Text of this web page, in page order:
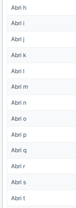
Abri h
Abri i
Abri j
Abri k
Abri l
Abri m
Abri n
Abri o
Abri p
Abri q
Abri r
Abri s
Abri t